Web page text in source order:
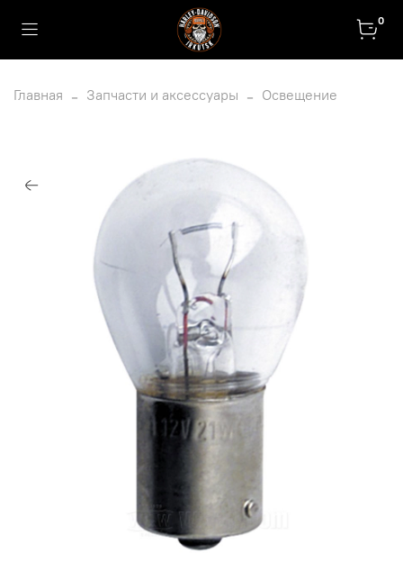
0
Главная Запчасти и аксессуары Освещение